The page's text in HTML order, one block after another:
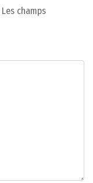
Les champs